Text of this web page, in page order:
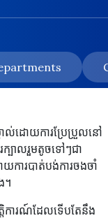
ាល់ដោយការប្រែប្រួលនៅ
បាលរួមតូចទៅៗជា
ការបាត់បង់ការចងចាំ
។
ការណ៍ដែលទើបតែនឹង